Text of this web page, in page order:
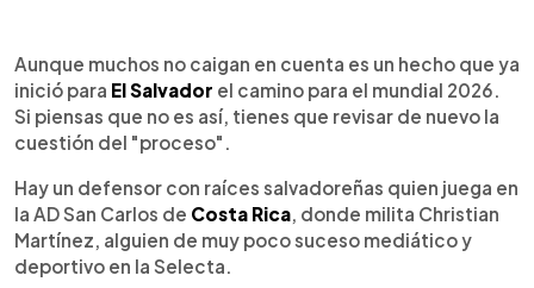
Escuchar artículo
Aunque muchos no caigan en cuenta es un hecho que ya
inició para El Salvador el camino para el mundial 2026.
Si piensas que no es así, tienes que revisar de nuevo la
cuestión del "proceso".
Hay un defensor con raíces salvadoreñas quien juega en
la AD San Carlos de Costa Rica, donde milita Christian
Martínez, alguien de muy poco suceso mediático y
deportivo en la Selecta.